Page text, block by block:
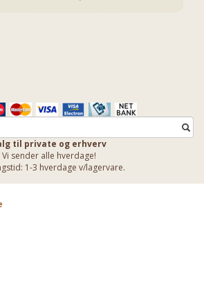
til private og erhverv
Vi sender alle hverdage!
1-3 hverdage v/lagervare.